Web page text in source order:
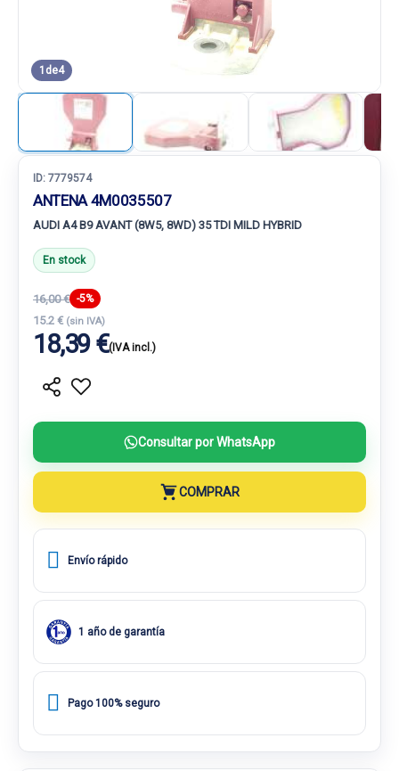
1 de4
ID: 7779574
ANTENA 4M0035507
AUDI A4 B9 AVANT (8W5, 8WD) 35 TDI MILD HYBRID
En stock
16,00 € -5%
15.2 € (sin IVA)
18,39 €(IVA incl.)
Consultar por WhatsApp
COMPRAR
Envío rápido
1 año de garantía
Pago 100% seguro